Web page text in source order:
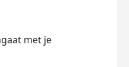
met je